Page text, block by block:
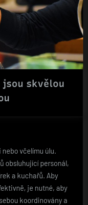
jsou skvělou
včelímu úlu.
obsluhující personál,
a kuchařů. Aby
je nutné, aby
koordinovány a